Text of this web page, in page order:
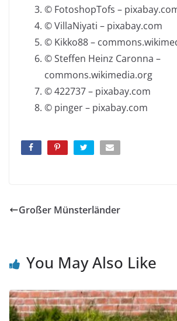
© FotoshopTofs –
© VillaNiyati – pixabay.com
© Kikko88 –
© Steffen Heinz Caronna –
commons.wikimedia.org
© 422737 – pixabay.com
© pinger – pixabay.com
Großer Münsterländer
You May Also Like